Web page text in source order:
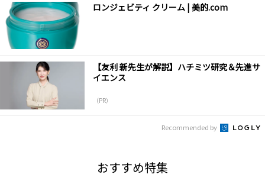
ロンジェビティ クリーム | 美的.com
【友利 新先生が解説】ハチミツ研究＆先進サ
イエンス
（PR）
Recommended by
おすすめ特集